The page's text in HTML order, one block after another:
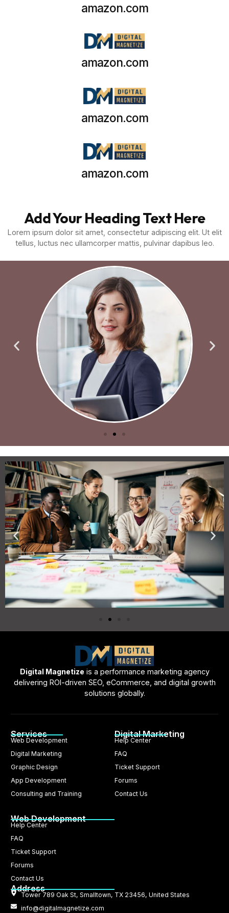
amazon.com
amazon.com
amazon.com
amazon.com
Add Your Heading Text Here
Lorem ipsum dolor sit amet, consectetur adipiscing elit. Ut elit
tellus, luctus nec ullamcorper mattis, pulvinar dapibus leo.
Digital Magnetize is a performance marketing agency
delivering ROI-driven SEO, eCommerce, and digital growth
solutions globally.
Services
Web Development
Digital Marketing
Graphic Design
App Development
Consulting and Training
Digital Marketing
Help Center
FAQ
Ticket Support
Forums
Contact Us
Web Development
Help Center
FAQ
Ticket Support
Forums
Contact Us
Address
Tower 789 Oak St, Smalltown, TX 23456, United States
info@digitalmagnetize.com